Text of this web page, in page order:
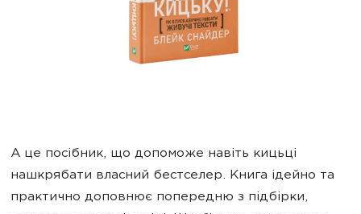
А це посібник, що допоможе навіть кицьці
нашкрябати власний бестселер. Книга ідейно та
практично доповнює попередню з підбірки,